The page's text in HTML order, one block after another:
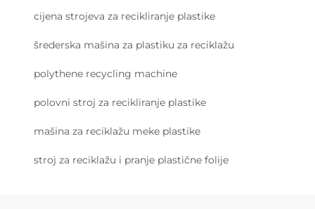
cijena strojeva za recikliranje plastike
šrederska mašina za plastiku za reciklažu
polythene recycling machine
polovni stroj za recikliranje plastike
mašina za reciklažu meke plastike
stroj za reciklažu i pranje plastične folije